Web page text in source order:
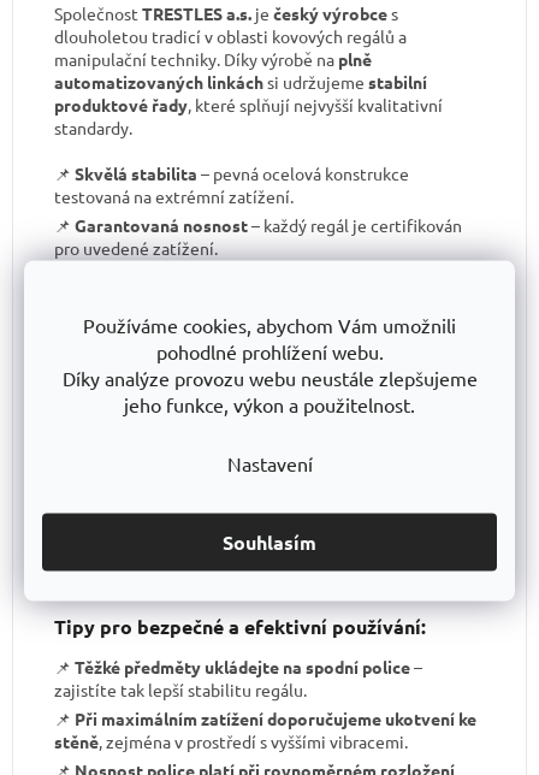
Používáme cookies, abychom Vám umožnili
pohodlné prohlížení webu.
Díky analýze provozu webu neustále zlepšujeme
jeho funkce, výkon a použitelnost.
Nastavení
Souhlasím
Společnost TRESTLES a.s. je český výrobces
dlouholetou tradicí v oblasti kovových regálů a
manipulační techniky. Díky výrobě na plně
automatizovaných linkáchsi udržujeme stabilní
produktové řady, které splňují nejvyšší kvalitativní
standardy.
📌 Skvělá stabilita – pevná ocelová konstrukce
testovaná na extrémní zatížení.
📌 Garantovaná nosnost– každý regál je certifikován
pro uvedené zatížení.
Bezkonkurenční poměr kvalita/cena– výborné
zpracování za férovou cenu.
📌Podpora české výroby– investujeme do lokální
produkce a technologického pokroku.
spolehněte se, že vaše skladové řešení bude
konzistentní i za několik let.
záruku kvality a dlouhodobé dostupnosti produktů
Tipy pro bezpečné a efektivní používání:
📌 Těžké předměty ukládejte na spodní police–
zajistíte tak lepší stabilitu regálu.
📌 Při maximálním zatížení doporučujeme ukotvení ke
stěně, zejména v prostředí s vyššími vibracemi.
📌 Nosnost police platí při rovnoměrném rozložení